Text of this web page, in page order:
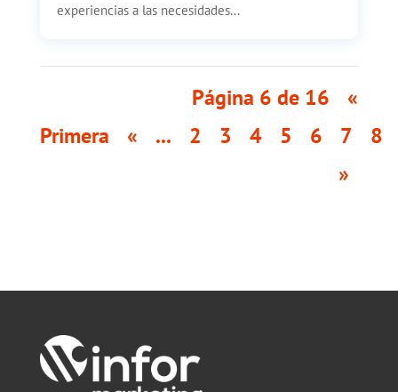
experiencias a las necesidades...
Página 6 de 16
«
Primera
« ... 2 3 4 5 6 7
8
»